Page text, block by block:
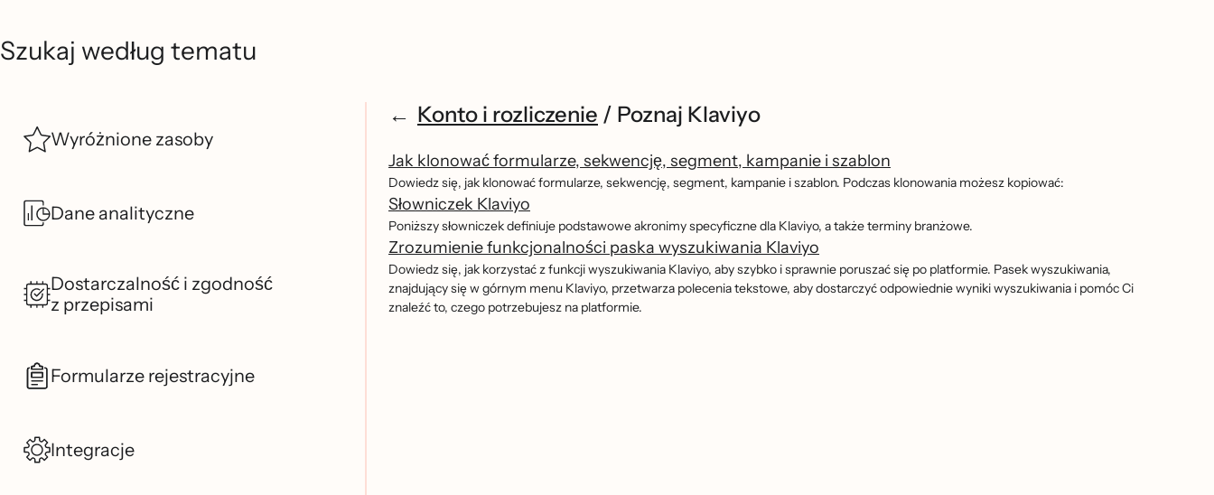
Szukaj według tematu
Wyróżnione zasoby
Dane analityczne
Dostarczalność i zgodność
z przepisami
Formularze rejestracyjne
Integracje
Konto i rozliczenie / Poznaj Klaviyo
Jak klonować formularze, sekwencję, segment, kampanie i szablon
Dowiedz się, jak klonować formularze, sekwencję, segment, kampanie i szablon. Podczas klonowania możesz kopiować:
Słowniczek Klaviyo
Poniższy słowniczek definiuje podstawowe akronimy specyficzne dla Klaviyo, a także terminy branżowe.
Zrozumienie funkcjonalności paska wyszukiwania Klaviyo
Dowiedz się, jak korzystać z funkcji wyszukiwania Klaviyo, aby szybko i sprawnie poruszać się po platformie. Pasek wyszukiwania,
znajdujący się w górnym menu Klaviyo, przetwarza polecenia tekstowe, aby dostarczyć odpowiednie wyniki wyszukiwania i pomóc Ci
znaleźć to, czego potrzebujesz na platformie.